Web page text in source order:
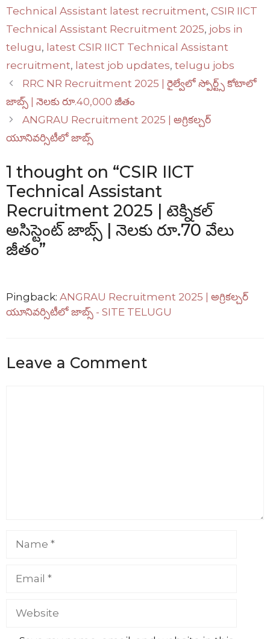
Technical Assistant latest recruitment, CSIR IICT
Technical Assistant Recruitment 2025, jobs in
telugu, latest CSIR IICT Technical Assistant
recruitment, latest job updates, telugu jobs
RRC NR Recruitment 2025 | రైల్వేలో స్పోర్ట్స్ కోటాలో
జాబ్స్ | నెలకు రూ.40,000 జీతం
ANGRAU Recruitment 2025 | అగ్రికల్చర్
యూనివర్సిటీలో జాబ్స్
1 thought on “CSIR IICT
Technical Assistant
Recruitment 2025 | టెక్నికల్
అసిస్టెంట్ జాబ్స్ | నెలకు రూ.70 వేలు
జీతం”
Pingback: ANGRAU Recruitment 2025 | అగ్రికల్చర్
యూనివర్సిటీలో జాబ్స్ - SITE TELUGU
Leave a Comment
Website